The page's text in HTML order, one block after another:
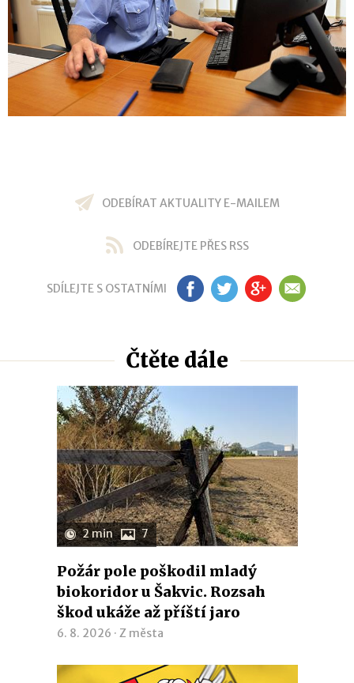
ODEBÍRAT AKTUALITY E-MAILEM
ODEBÍREJTE PŘES RSS
SDÍLEJTE S OSTATNÍMI FB TW GP EM
Čtěte dále
2 min 7
Požár pole poškodil mladý
biokoridor u Šakvic. Rozsah
škod ukáže až příští jaro
6. 8. 2026 · Z města